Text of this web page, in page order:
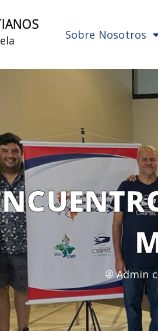
Sobre Nosotros
Admin